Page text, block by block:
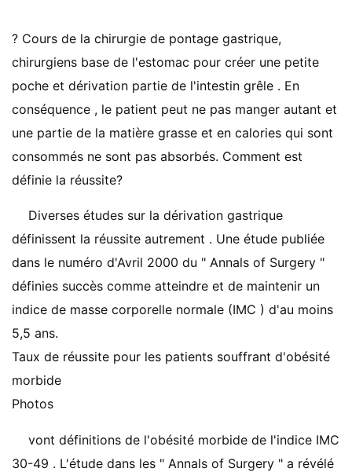
? Cours de la chirurgie de pontage gastrique,
chirurgiens base de l'estomac pour créer une petite
poche et dérivation partie de l'intestin grêle . En
conséquence , le patient peut ne pas manger autant et
une partie de la matière grasse et en calories qui sont
consommés ne sont pas absorbés. Comment est
définie la réussite?
Diverses études sur la dérivation gastrique
définissent la réussite autrement . Une étude publiée
dans le numéro d'Avril 2000 du " Annals of Surgery "
définies succès comme atteindre et de maintenir un
indice de masse corporelle normale (IMC ) d'au moins
5,5 ans.
Taux de réussite pour les patients souffrant d'obésité
morbide
Photos
vont définitions de l'obésité morbide de l'indice IMC
30-49 . L'étude dans les " Annals of Surgery " a révélé